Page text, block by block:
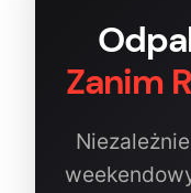
Zanim